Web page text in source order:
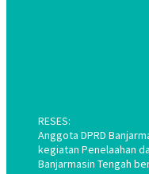
RESES:
Anggota DPRD
kegiatan Penelaahan
Banjarmasin Tengah